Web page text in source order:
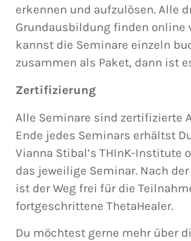
erkennen und aufzulösen. Alle
Grundausbildung finden online
kannst die Seminare einzeln
zusammen als Paket, dann ist
Zertifizierung
Alle Seminare sind zertifizierte
Ende jedes Seminars erhältst
Vianna Stibal’s THInK-Institute
das jeweilige Seminar. Nach
ist der Weg frei für die
fortgeschrittene ThetaHealer.
Du möchtest gerne mehr über